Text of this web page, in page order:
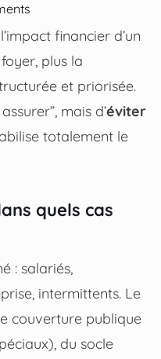
financier d’un
plus la
et priorisée.
mais d’éviter
totalement le
quels cas
: salariés,
intermittents. Le
couverture publique
du socle